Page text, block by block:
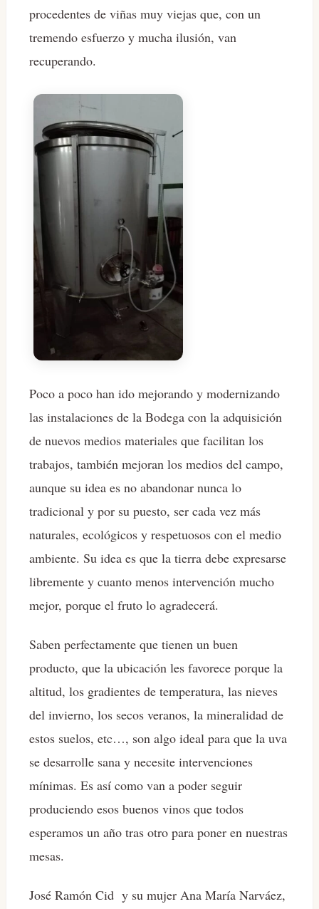
procedentes de viñas muy viejas que, con un
tremendo esfuerzo y mucha ilusión, van
recuperando.
Poco a poco han ido mejorando y modernizando
las instalaciones de la Bodega con la adquisición
de nuevos medios materiales que facilitan los
trabajos, también mejoran los medios del campo,
aunque su idea es no abandonar nunca lo
tradicional y por su puesto, ser cada vez más
naturales, ecológicos y respetuosos con el medio
ambiente. Su idea es que la tierra debe expresarse
libremente y cuanto menos intervención mucho
mejor, porque el fruto lo agradecerá.
Saben perfectamente que tienen un buen
producto, que la ubicación les favorece porque la
altitud, los gradientes de temperatura, las nieves
del invierno, los secos veranos, la mineralidad de
estos suelos, etc…, son algo ideal para que la uva
se desarrolle sana y necesite intervenciones
mínimas. Es así como van a poder seguir
produciendo esos buenos vinos que todos
esperamos un año tras otro para poner en nuestras
mesas.
José Ramón Cid y su mujer Ana María Narváez,